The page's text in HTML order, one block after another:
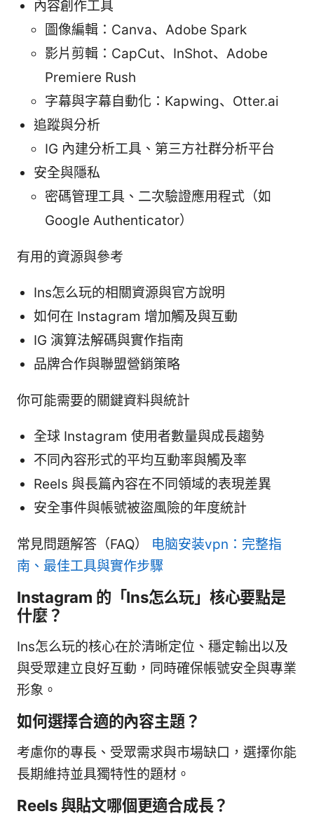
內容創作工具
圖像編輯：Canva、Adobe Spark
影片剪輯：CapCut、InShot、Adobe
Premiere Rush
字幕與字幕自動化：Kapwing、Otter.ai
追蹤與分析
IG 內建分析工具、第三方社群分析平台
安全與隱私
密碼管理工具、二次驗證應用程式（如
Google Authenticator）
有用的資源與參考
Ins怎么玩的相關資源與官方說明
如何在 Instagram 增加觸及與互動
IG 演算法解碼與實作指南
品牌合作與聯盟營銷策略
你可能需要的關鍵資料與統計
全球 Instagram 使用者數量與成長趨勢
不同內容形式的平均互動率與觸及率
Reels 與長篇內容在不同領域的表現差異
安全事件與帳號被盜風險的年度統計
常見問題解答（FAQ） 电脑安装vpn：完整指
南、最佳工具與實作步驟
Instagram 的「Ins怎么玩」核心要點是
什麼？
Ins怎么玩的核心在於清晰定位、穩定輸出以及
與受眾建立良好互動，同時確保帳號安全與專業
形象。
如何選擇合適的內容主題？
考慮你的專長、受眾需求與市場缺口，選擇你能
長期維持並具獨特性的題材。
Reels 與貼文哪個更適合成長？